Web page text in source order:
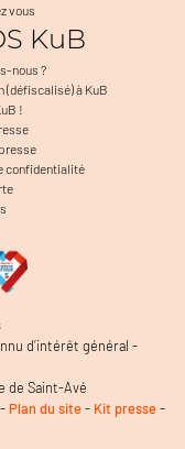
vous
KuB
nous ?
(défiscalisé) à KuB
!
confidentialité
d’intérêt général -
de Saint-Avé
Plan du site- Kit presse-